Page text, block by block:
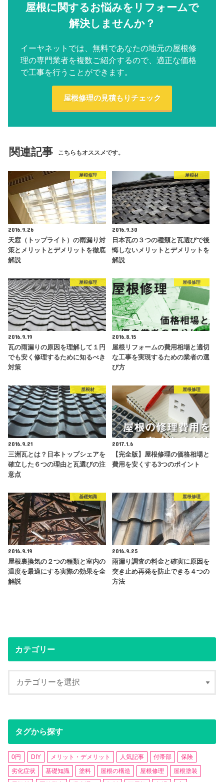
屋根に関するお悩みをリフォームで
解決しませんか？
イーヤネットでは、無料であなたの地元の屋根修
理の専門業者を複数ご紹介するので、適正な価格
で工事を行うことができます。
屋根修理の見積もりチェック
関連記事 こちらもオススメです。
屋根修理
2016.9.26
天窓（トップライト）の雨漏り対
策とメリットとデメリットを徹底
解説
屋根材
2016.9.30
日本瓦の３つの種類と瓦選びで後
悔しないメリットとデメリットを
解説
屋根修理
2016.9.19
瓦の雨漏りの原因を理解して１円
でも安く修理するために知るべき
対策
屋根修理
2016.8.15
屋根リフォームの費用相場と適切
な工事を実現するための業者の選
び方
屋根材
2016.9.21
三洲瓦とは？日本トップシェアを
確立した６つの理由と瓦選びの注
意点
屋根修理
2017.1.6
【完全版】屋根修理の価格相場と
費用を安くする3つのポイント
基礎知識
2016.9.19
屋根裏換気の２つの種類と室内の
温度を最適にする実際の効果を全
解説
屋根修理
2016.9.25
雨漏り調査の料金と確実に原因を
突き止め再発を防止できる４つの
方法
カテゴリー
タグから探す
0円 DIY メリット・デメリット 人気記事 付帯部
保険
劣化症状
基礎知識 塗料 屋根の構造 屋根修理
屋根塗装